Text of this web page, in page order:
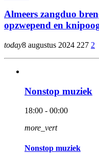
Almeers zangduo
opzwepend en
today8 augustus 2024 227 2
Nonstop muziek
18:00 - 00:00
more_vert
Nonstop muziek